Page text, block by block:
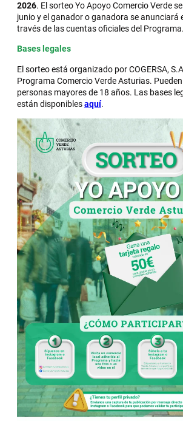
2026. El sorteo Yo Apoyo Comercio Verde
junio y el ganador o ganadora se anunciará
través de las cuentas oficiales del Programa.
Bases legales
El sorteo está organizado por COGERSA,
Programa Comercio Verde Asturias.
personas mayores de 18 años. Las bases
están disponiblesaquí.